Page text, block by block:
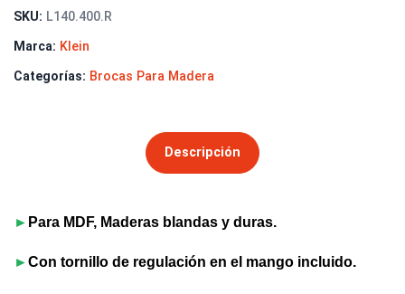
SKU: L140.400.R
Marca: Klein
Categorías: Brocas Para Madera
Descripción
► Para MDF, Maderas blandas y duras.
►Con tornillo de regulación en el mango incluido.